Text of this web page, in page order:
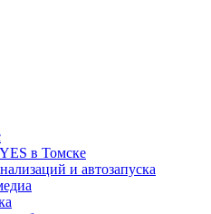
в Томске
и автозапуска